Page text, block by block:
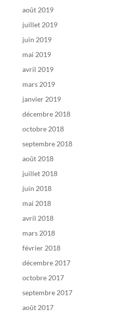
août 2019
juillet 2019
juin 2019
mai 2019
avril 2019
mars 2019
janvier 2019
décembre 2018
octobre 2018
septembre 2018
août 2018
juillet 2018
juin 2018
mai 2018
avril 2018
mars 2018
février 2018
décembre 2017
octobre 2017
septembre 2017
août 2017